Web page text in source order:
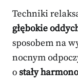
Techniki
głębokie
sposobem na
nocnym
o stały